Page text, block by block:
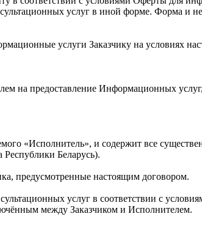
услуг в иной форме. Форма и
услуги Заказчику на условиях
на предоставление Информационных
«Исполнитель», и содержит все
Республики Беларусь).
предусмотренные настоящим договором.
услуг в соответствии с
между Заказчиком и Исполнителем.